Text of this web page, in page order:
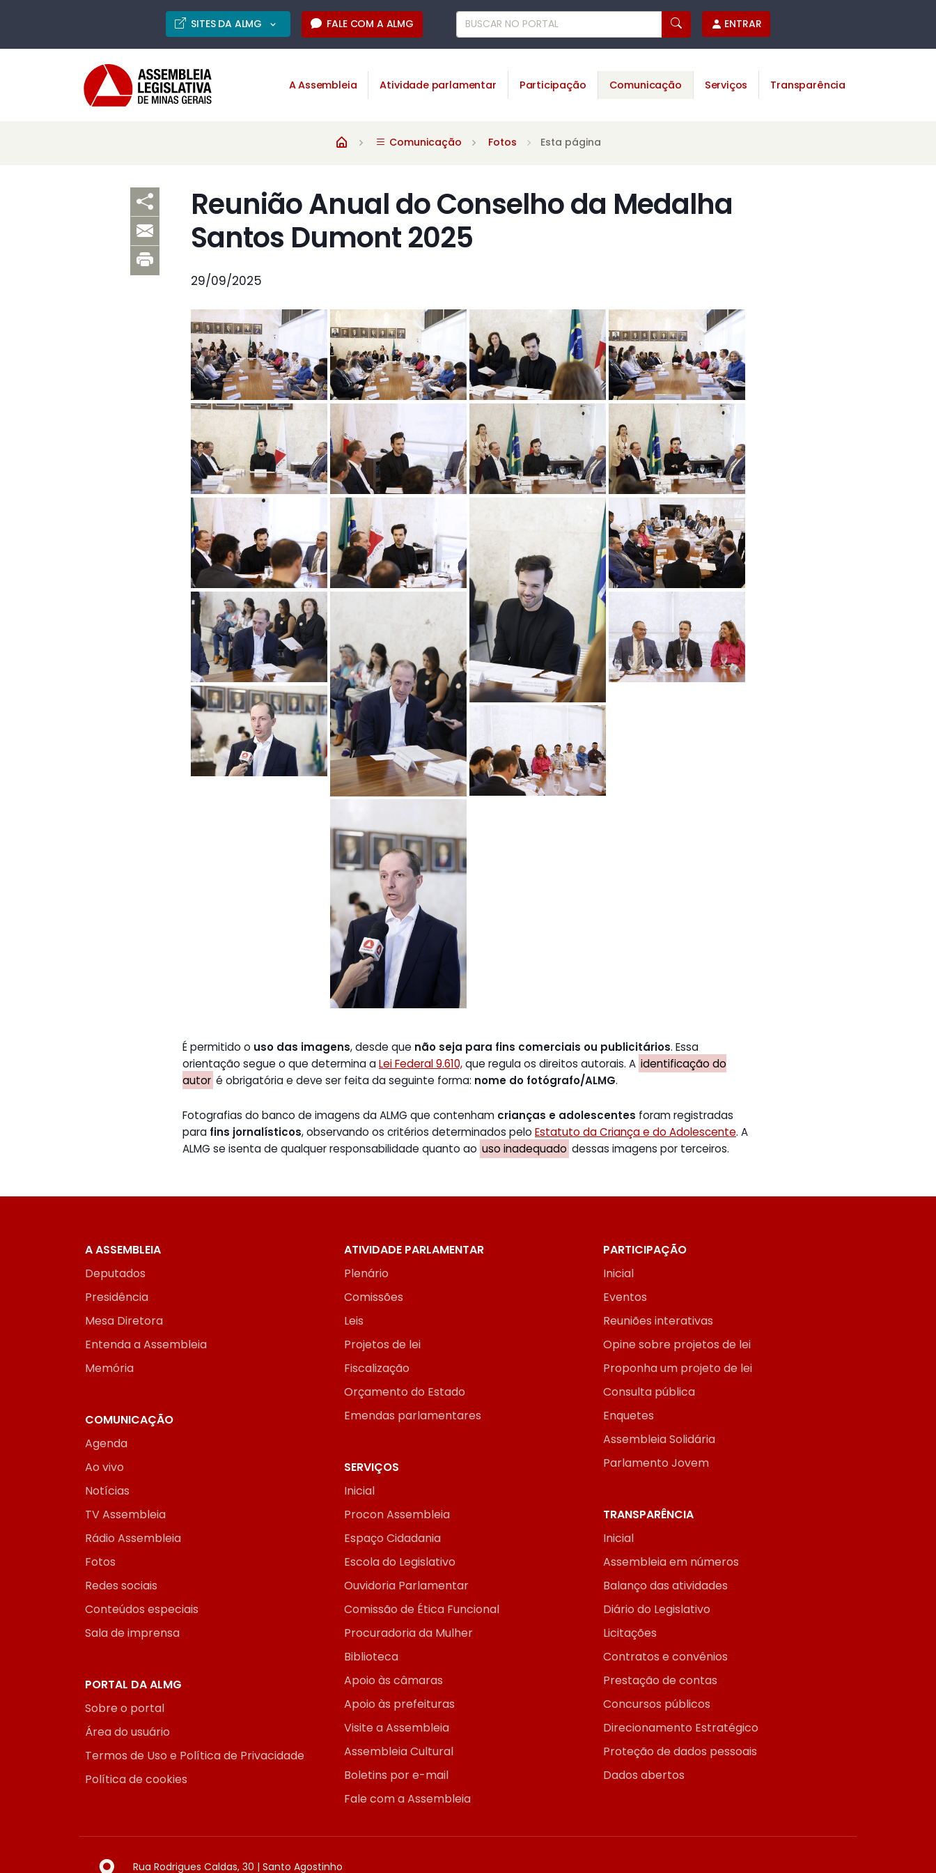
SITES DA ALMG FALE COM A ALMG ENTRAR
A Assembleia Atividade parlamentar Participação Comunicação Serviços Transparência
Comunicação Fotos Esta página
Reunião Anual do Conselho da Medalha
Santos Dumont 2025
29/09/2025
É permitido o uso das imagens, desde que não seja para fins comerciais ou publicitários. Essa
orientação segue o que determina aLei Federal 9.610,que regula os direitos autorais. A identificação do
autor é obrigatória e deve ser feita da seguinte forma: nome do fotógrafo/ALMG.
Fotografias do banco de imagens da ALMG que contenham crianças e adolescentes foram registradas
para fins jornalísticos, observando os critérios determinados pelo Estatuto da Criança e do Adolescente. A
ALMG se isenta de qualquer responsabilidade quanto ao uso inadequado dessas imagens por terceiros.
A ASSEMBLEIA
Deputados
Presidência
Mesa Diretora
Entenda a Assembleia
Memória
ATIVIDADE PARLAMENTAR
Plenário
Comissões
Leis
Projetos de lei
Fiscalização
Orçamento do Estado
Emendas parlamentares
PARTICIPAÇÃO
Inicial
Eventos
Reuniões interativas
Opine sobre projetos de lei
Proponha um projeto de lei
Consulta pública
Enquetes
Assembleia Solidária
Parlamento Jovem
COMUNICAÇÃO
Agenda
Ao vivo
Notícias
TV Assembleia
Rádio Assembleia
Fotos
Redes sociais
Conteúdos especiais
Sala de imprensa
SERVIÇOS
Inicial
Procon Assembleia
Espaço Cidadania
Escola do Legislativo
Ouvidoria Parlamentar
Comissão de Ética Funcional
Procuradoria da Mulher
Biblioteca
Apoio às câmaras
Apoio às prefeituras
Visite a Assembleia
Assembleia Cultural
Boletins por e-mail
Fale com a Assembleia
TRANSPARÊNCIA
Inicial
Assembleia em números
Balanço das atividades
Diário do Legislativo
Licitações
Contratos e convênios
Prestação de contas
Concursos públicos
Direcionamento Estratégico
Proteção de dados pessoais
Dados abertos
PORTAL DA ALMG
Sobre o portal
Área do usuário
Termos de Uso e Política de Privacidade
Política de cookies
Rua Rodrigues Caldas, 30 | Santo Agostinho